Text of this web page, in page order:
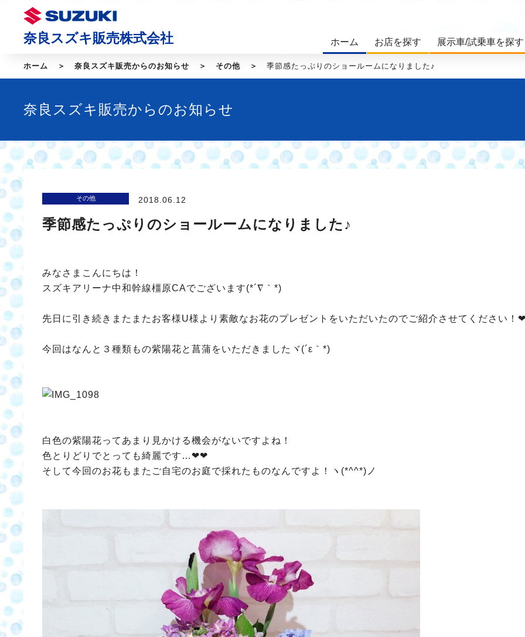
奈良スズキ販売株式会社 ホーム お店を探す 展示車/試乗車を探す
ホーム 奈良スズキ販売からのお知らせ その他 季節感たっぷりのショールームになりました♪
奈良スズキ販売からのお知らせ
その他 2018.06.12
季節感たっぷりのショールームになりました♪
みなさまこんにちは！
スズキアリーナ中和幹線橿原CAでございます(*´∇｀*)
先日に引き続きまたまたお客様U様より素敵なお花のプレゼントをいただいたのでご紹介させてください！
今回はなんと３種類もの紫陽花と菖蒲をいただきましたヾ(´ε｀*)ゝ
白色の紫陽花ってあまり見かける機会がないですよね！
色とりどりでとっても綺麗です…❤❤
そして今回のお花もまたご自宅のお庭で採れたものなんですよ！ヽ(*^^*)ノ